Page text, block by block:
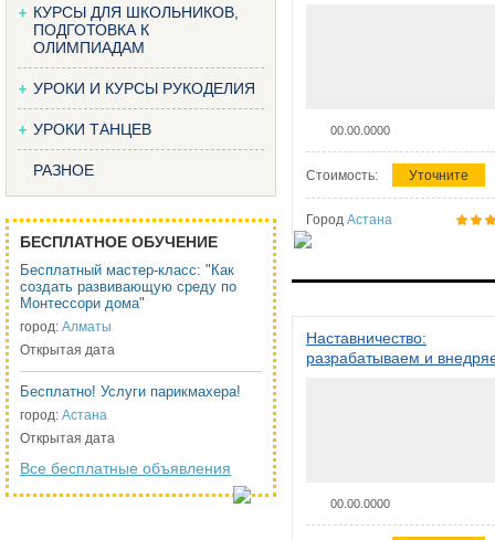
КУРСЫ ДЛЯ ШКОЛЬНИКОВ,
ПОДГОТОВКА К
ОЛИМПИАДАМ
УРОКИ И КУРСЫ РУКОДЕЛИЯ
УРОКИ ТАНЦЕВ
РАЗНОЕ
БЕСПЛАТНОЕ ОБУЧЕНИЕ
Бесплатный мастер-класс: "Как
создать развивающую среду по
Монтессори дома"
город: Алматы
Открытая дата
Бесплатно! Услуги парикмахера!
город: Астана
Открытая дата
Все бесплатные объявления
00.00.0000
Стоимость: Уточните
Город Астана
Наставничество:
разрабатываем и
00.00.0000